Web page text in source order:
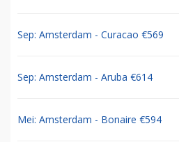
Sep: Amsterdam - Curacao €569
Sep: Amsterdam - Aruba €614
Mei: Amsterdam - Bonaire €594